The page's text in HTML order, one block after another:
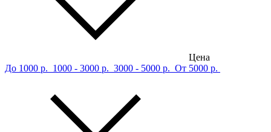
Цена
До 1000 р. 1000 - 3000 р. 3000 - 5000 р. От 5000 р.